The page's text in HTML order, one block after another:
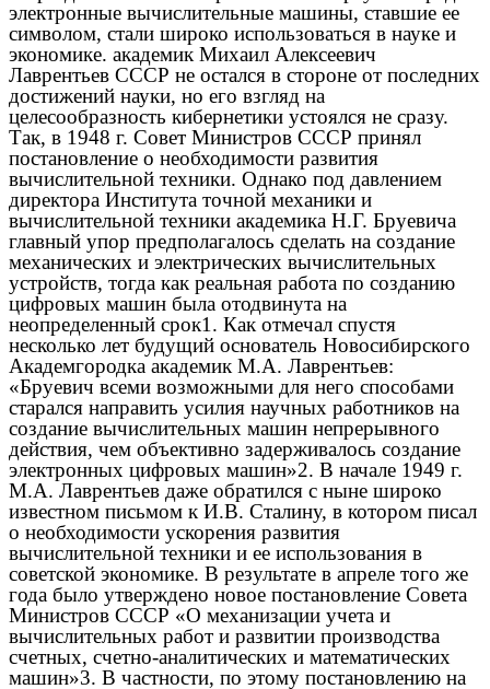
электронные вычислительные машины, ставшие ее
символом, стали широко использоваться в науке и
экономике. академик Михаил Алексеевич
Лаврентьев СССР не остался в стороне от последних
достижений науки, но его взгляд на
целесообразность кибернетики устоялся не сразу.
Так, в 1948 г. Совет Министров СССР принял
постановление о необходимости развития
вычислительной техники. Однако под давлением
директора Института точной механики и
вычислительной техники академика Н.Г. Бруевича
главный упор предполагалось сделать на создание
механических и электрических вычислительных
устройств, тогда как реальная работа по созданию
цифровых машин была отодвинута на
неопределенный срок1. Как отмечал спустя
несколько лет будущий основатель Новосибирского
Академгородка академик М.А. Лаврентьев:
«Бруевич всеми возможными для него способами
старался направить усилия научных работников на
создание вычислительных машин непрерывного
действия, чем объективно задерживалось создание
электронных цифровых машин»2. В начале 1949 г.
М.А. Лаврентьев даже обратился с ныне широко
известном письмом к И.В. Сталину, в котором писал
о необходимости ускорения развития
вычислительной техники и ее использования в
советской экономике. В результате в апреле того же
года было утверждено новое постановление Совета
Министров СССР «О механизации учета и
вычислительных работ и развитии производства
счетных, счетно-аналитических и математических
машин»3. В частности, по этому постановлению на